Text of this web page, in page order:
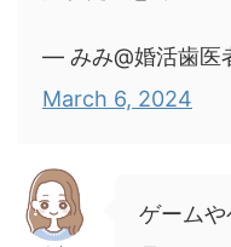
— みみ@婚活歯医
March 6, 2024
ゲーム